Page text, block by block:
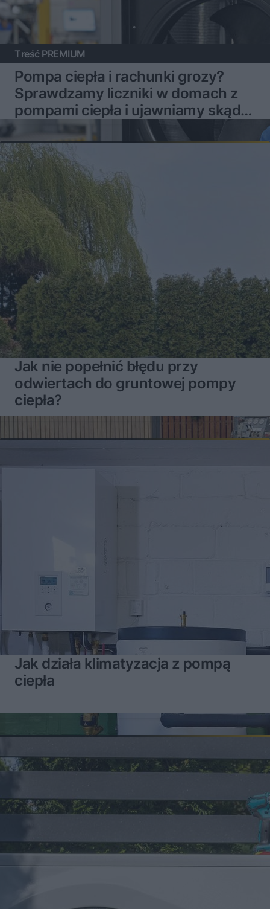
Treść PREMIUM
Pompa ciepła i rachunki grozy?
Sprawdzamy liczniki w domach z
pompami ciepła i ujawniamy skąd
mogą brać się problemy
Jak nie popełnić błędu przy
odwiertach do gruntowej pompy
ciepła?
Jak działa klimatyzacja z pompą
ciepła